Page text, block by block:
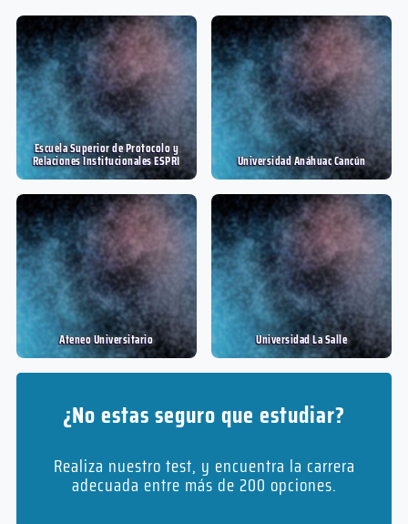
Escuela Superior de Protocolo y
Relaciones Institucionales ESPRI Universidad Anáhuac Cancún
Ateneo Universitario Universidad La Salle
¿No estas seguro que estudiar?
Realiza nuestro test, y encuentra la carrera
adecuada entre más de 200 opciones.